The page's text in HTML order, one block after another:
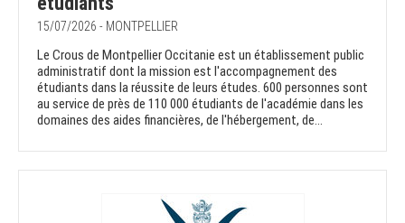
15/07/2026 - MONTPELLIER
Le Crous de Montpellier Occitanie est un établissement public
administratif dont la mission est l'accompagnement des
étudiants dans la réussite de leurs études. 600 personnes sont
au service de près de 110 000 étudiants de l'académie dans les
domaines des aides financières, de l'hébergement, de...